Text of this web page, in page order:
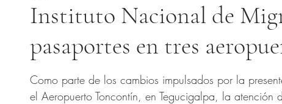
Portal Internacional Mascotas Automóviles
Instituto Nacional de
pasaportes en tres
Como parte de los cambios impulsados por la
el Aeropuerto Toncontín, en Tegucigalpa, la